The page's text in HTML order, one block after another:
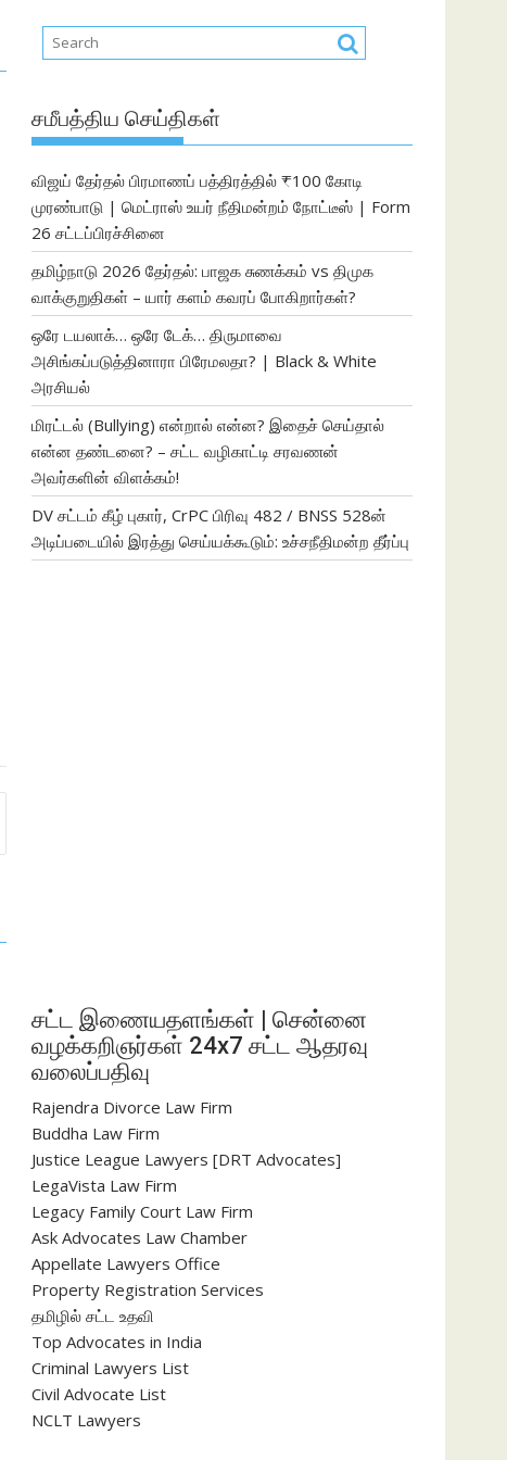
சமீபத்திய செய்திகள்
விஜய் தேர்தல் பிரமாணப் பத்திரத்தில் ₹100 கோடி
முரண்பாடு | மெட்ராஸ் உயர் நீதிமன்றம் நோட்டீஸ் | Form
26 சட்டப்பிரச்சினை
தமிழ்நாடு 2026 தேர்தல்: பாஜக சுணக்கம் vs திமுக
வாக்குறுதிகள் – யார் களம் கவரப் போகிறார்கள்?
ஒரே டயலாக்… ஒரே டேக்… திருமாவை
அசிங்கப்படுத்தினாரா பிரேமலதா? | Black & White
அரசியல்
மிரட்டல் (Bullying) என்றால் என்ன? இதைச் செய்தால்
என்ன தண்டனை? – சட்ட வழிகாட்டி சரவணன்
அவர்களின் விளக்கம்!
DV சட்டம் கீழ் புகார், CrPC பிரிவு 482 / BNSS 528ன்
அடிப்படையில் இரத்து செய்யக்கூடும்: உச்சநீதிமன்ற தீர்ப்பு
சட்ட இணையதளங்கள் | சென்னை
வழக்கறிஞர்கள் 24x7 சட்ட ஆதரவு
வலைப்பதிவு
Rajendra Divorce Law Firm
Buddha Law Firm
Justice League Lawyers [DRT Advocates]
LegaVista Law Firm
Legacy Family Court Law Firm
Ask Advocates Law Chamber
Appellate Lawyers Office
Property Registration Services
தமிழில் சட்ட உதவி
Top Advocates in India
Criminal Lawyers List
Civil Advocate List
NCLT Lawyers